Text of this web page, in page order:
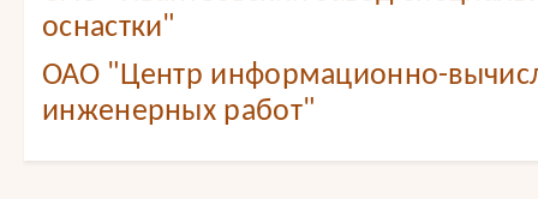
оснастки"
ОАО "Центр информационно-
инженерных работ"